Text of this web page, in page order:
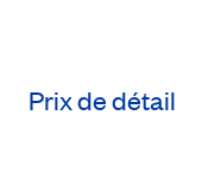
Prix de détail